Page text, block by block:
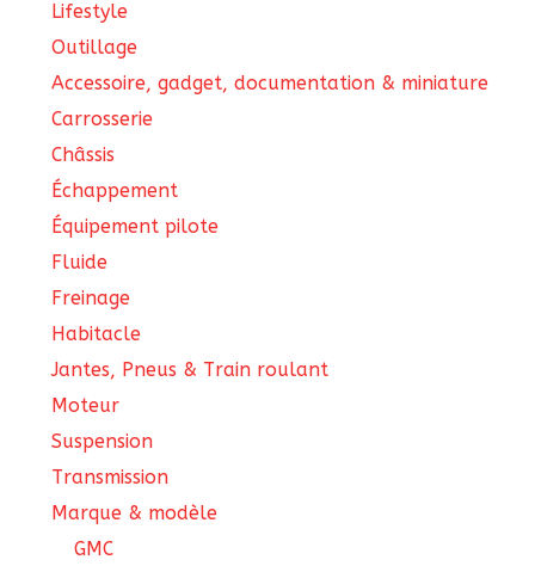
Lifestyle
Outillage
Accessoire, gadget, documentation & miniature
Carrosserie
Châssis
Échappement
Équipement pilote
Fluide
Freinage
Habitacle
Jantes, Pneus & Train roulant
Moteur
Suspension
Transmission
Marque & modèle
GMC